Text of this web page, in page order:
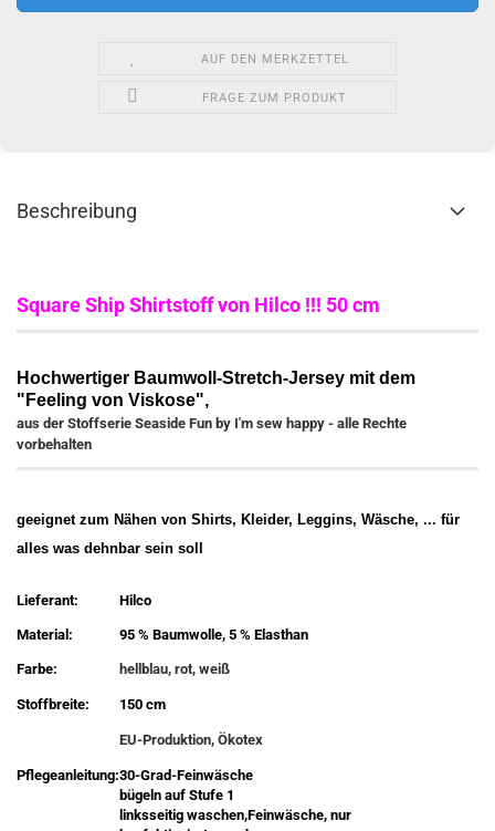
AUF DEN MERKZETTEL
FRAGE ZUM PRODUKT
Beschreibung
Square Ship Shirtstoff von Hilco !!! 50 cm
Hochwertiger Baumwoll-Stretch-Jersey mit dem
"Feeling von Viskose",
aus der Stoffserie Seaside Fun by I'm sew happy - alle Rechte
vorbehalten
geeignet zum Nähen von Shirts, Kleider, Leggins, Wäsche, ... für
alles was dehnbar sein soll
Lieferant: Hilco
Material: 95 % Baumwolle, 5 % Elasthan
Farbe: hellblau, rot, weiß
Stoffbreite: 150 cm
EU-Produktion, Ökotex
Pflegeanleitung:30-Grad-Feinwäsche
bügeln auf Stufe 1
linksseitig waschen,Feinwäsche, nur